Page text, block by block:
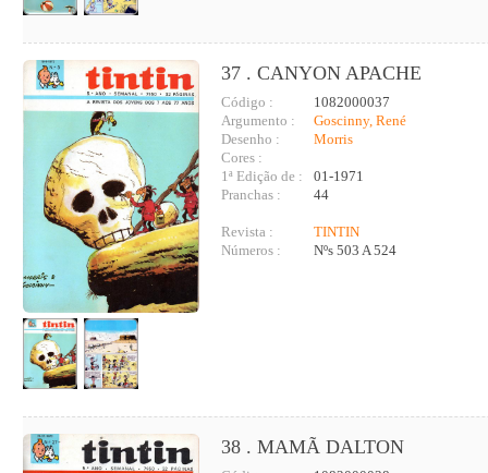
37 . CANYON APACHE
Código :
1082000037
Argumento :
Goscinny, René
Desenho :
Morris
Cores :
1ª Edição de :
01-1971
Pranchas :
44
Revista :
TINTIN
Números :
Nºs 503 A 524
38 . MAMÃ DALTON